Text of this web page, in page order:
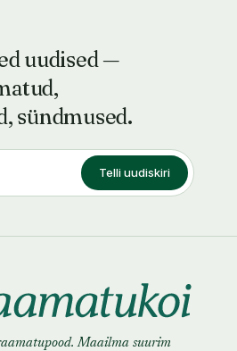
uudised —
sündmused.
Telli uudiskiri
Maailma suurim